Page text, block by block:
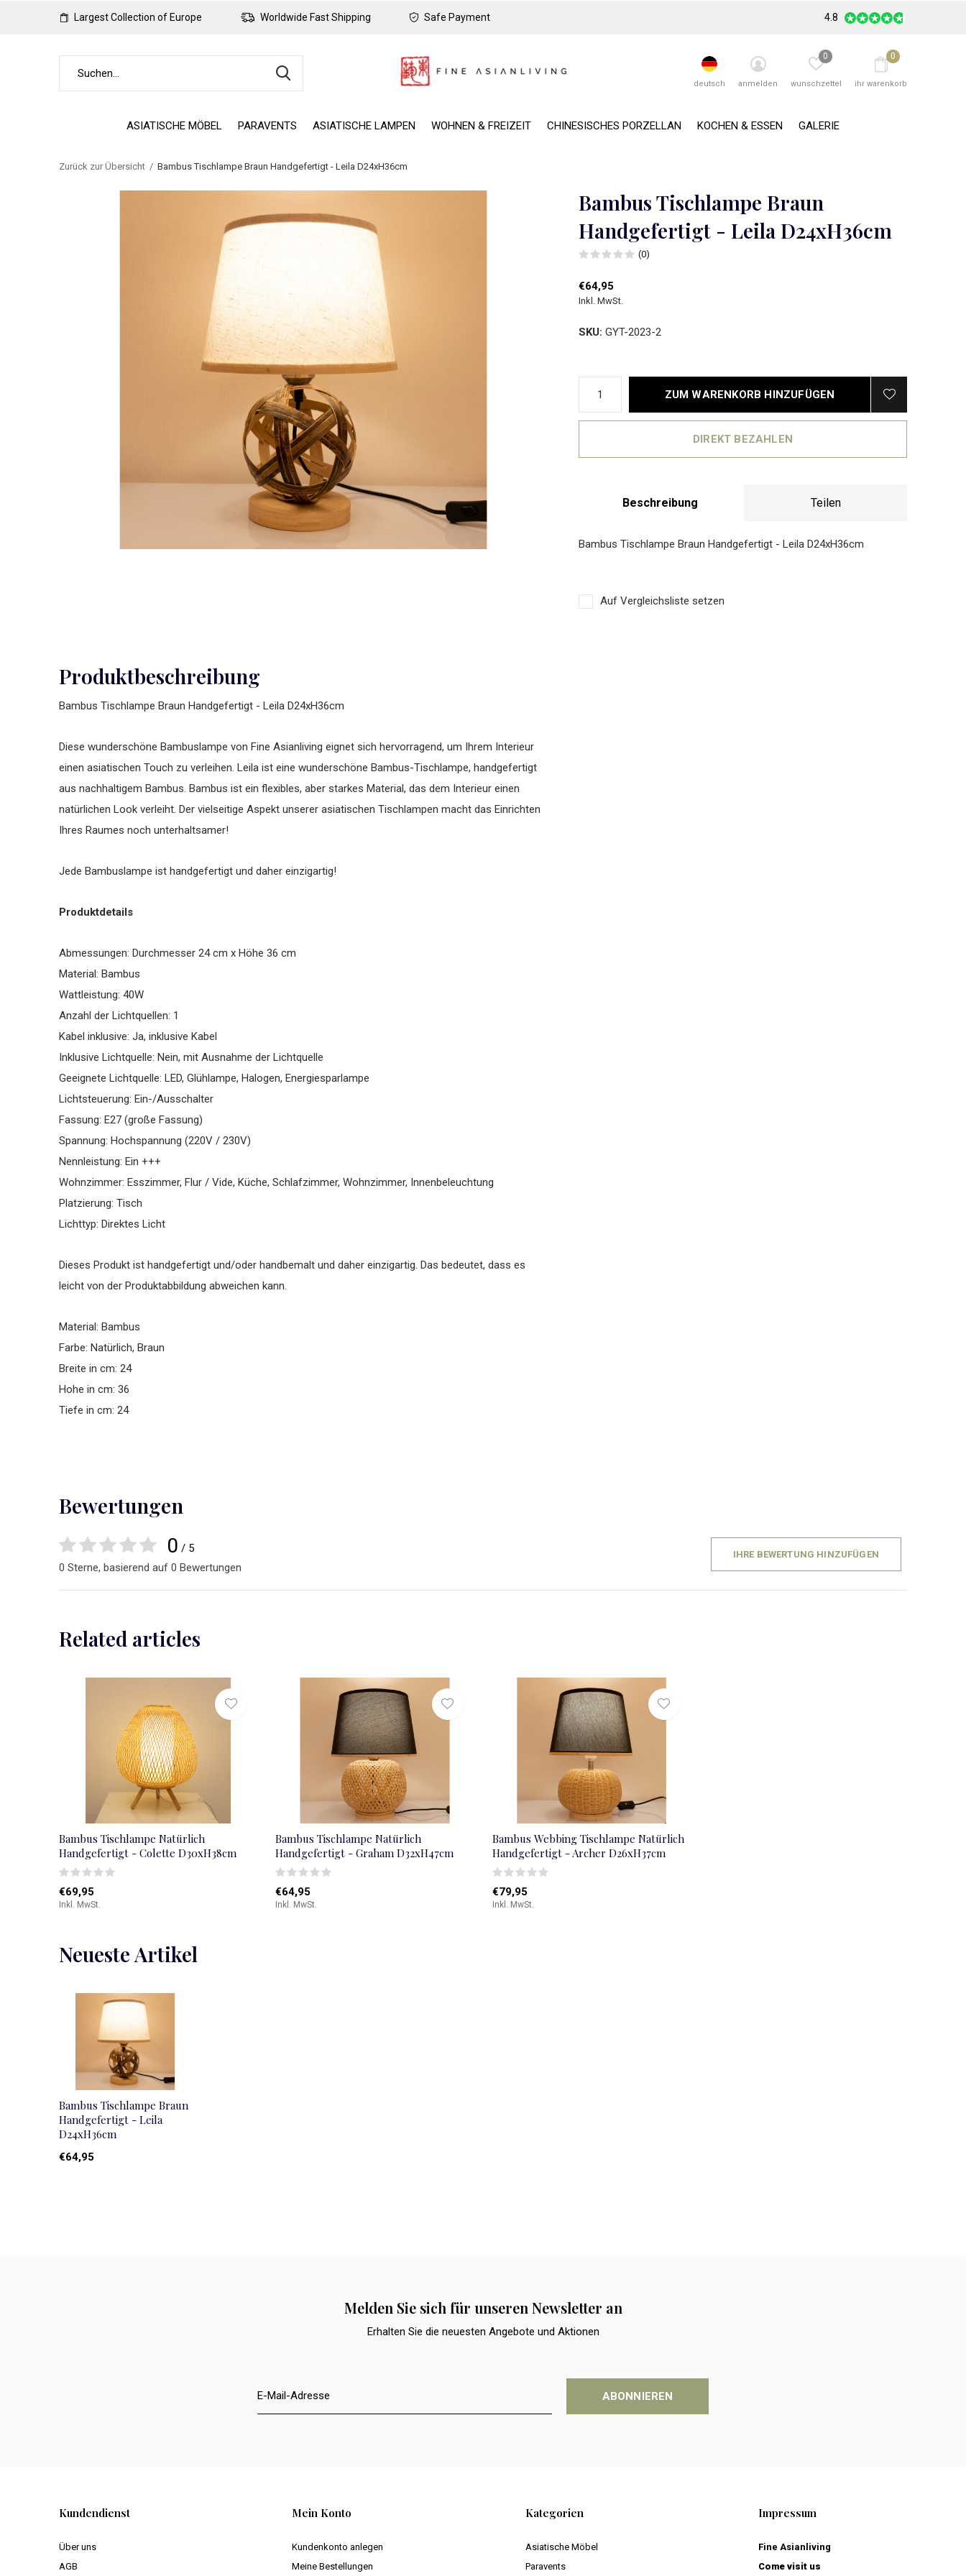
ASIATISCHE MÖBEL PARAVENTS ASIATISCHE LAMPEN WOHNEN & FREIZEIT CHINESISCHES PORZELLAN KOCHEN & ESSEN GALERIE
deutsch anmelden wunschzettel
0
ihr warenkorb
0
Largest Collection of Europe Worldwide Fast Shipping Safe Payment 4.8
Zurück zur Übersicht Bambus Tischlampe Braun Handgefertigt - Leila D24xH36cm
Bambus Tischlampe Braun
Handgefertigt - Leila D24xH36cm
(0)
€64,95
Inkl. MwSt.
SKU: GYT-2023-2
ZUM WARENKORB HINZUFÜGEN
DIREKT BEZAHLEN
Beschreibung Teilen
Bambus Tischlampe Braun Handgefertigt - Leila D24xH36cm
Auf Vergleichsliste setzen
Produktbeschreibung
Bambus Tischlampe Braun Handgefertigt - Leila D24xH36cm
Diese wunderschöne Bambuslampe von Fine Asianliving eignet sich hervorragend, um Ihrem Interieur
einen asiatischen Touch zu verleihen. Leila ist eine wunderschöne Bambus-Tischlampe, handgefertigt
aus nachhaltigem Bambus. Bambus ist ein flexibles, aber starkes Material, das dem Interieur einen
natürlichen Look verleiht. Der vielseitige Aspekt unserer asiatischen Tischlampen macht das Einrichten
Ihres Raumes noch unterhaltsamer!
Jede Bambuslampe ist handgefertigt und daher einzigartig!
Produktdetails
Abmessungen: Durchmesser 24 cm x Höhe 36 cm
Material: Bambus
Wattleistung: 40W
Anzahl der Lichtquellen: 1
Kabel inklusive: Ja, inklusive Kabel
Inklusive Lichtquelle: Nein, mit Ausnahme der Lichtquelle
Geeignete Lichtquelle: LED, Glühlampe, Halogen, Energiesparlampe
Lichtsteuerung: Ein-/Ausschalter
Fassung: E27 (große Fassung)
Spannung: Hochspannung (220V / 230V)
Nennleistung: Ein +++
Wohnzimmer: Esszimmer, Flur / Vide, Küche, Schlafzimmer, Wohnzimmer, Innenbeleuchtung
Platzierung: Tisch
Lichttyp: Direktes Licht
Dieses Produkt ist handgefertigt und/oder handbemalt und daher einzigartig. Das bedeutet, dass es
leicht von der Produktabbildung abweichen kann.
Material: Bambus
Farbe: Natürlich, Braun
Breite in cm: 24
Hohe in cm: 36
Tiefe in cm: 24
Bewertungen
0 / 5
0 Sterne, basierend auf 0 Bewertungen
IHRE BEWERTUNG HINZUFÜGEN
Related articles
Bambus Tischlampe Natürlich
Handgefertigt - Colette D30xH38cm
€69,95
Inkl. MwSt.
Bambus Tischlampe Natürlich
Handgefertigt - Graham D32xH47cm
€64,95
Inkl. MwSt.
Bambus Webbing Tischlampe Natürlich
Handgefertigt - Archer D26xH37cm
€79,95
Inkl. MwSt.
Neueste Artikel
Bambus Tischlampe Braun
Handgefertigt - Leila
D24xH36cm
€64,95
Melden Sie sich für unseren Newsletter an
Erhalten Sie die neuesten Angebote und Aktionen
ABONNIEREN
Kundendienst
Über uns
AGB
Mein Konto
Kundenkonto anlegen
Meine Bestellungen
Kategorien
Asiatische Möbel
Paravents
Impressum
Fine Asianliving
Come visit us